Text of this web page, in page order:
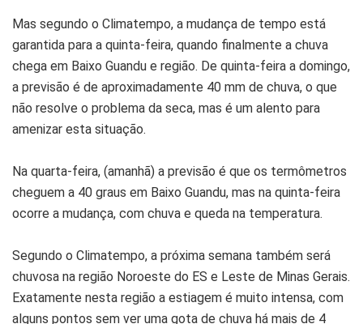
Mas segundo o Climatempo, a mudança de tempo está
garantida para a quinta-feira, quando finalmente a chuva
chega em Baixo Guandu e região. De quinta-feira a domingo,
a previsão é de aproximadamente 40 mm de chuva, o que
não resolve o problema da seca, mas é um alento para
amenizar esta situação.
Na quarta-feira, (amanhã) a previsão é que os termômetros
cheguem a 40 graus em Baixo Guandu, mas na quinta-feira
ocorre a mudança, com chuva e queda na temperatura.
Segundo o Climatempo, a próxima semana também será
chuvosa na região Noroeste do ES e Leste de Minas Gerais.
Exatamente nesta região a estiagem é muito intensa, com
alguns pontos sem ver uma gota de chuva há mais de 4